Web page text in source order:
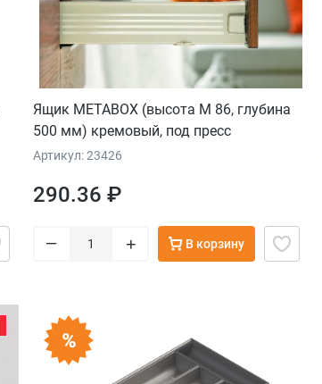
Ящик METABOX (высота М 86, глубина
500 мм) кремовый, под пресс
Артикул: 23426
290.36 ₽
– + В корзину